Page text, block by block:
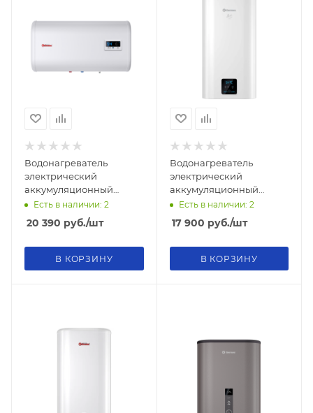
Водонагреватель
электрический
аккумуляционный
бытовой THERMEX IF 50
Есть в наличии: 2
20 390 руб./шт
В КОРЗИНУ
Водонагреватель
электрический
аккумуляционный
бытовой THERMEX Minta
Есть в наличии: 2
17 900 руб./шт
В КОРЗИНУ